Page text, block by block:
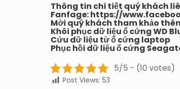
Thông tin chi tiết quý khách
Fanfage:https://
Mời quý khách tham khảo
Khôi phục dữ liệu ổ cứng WD
Cứu dữ liệu từ ổ cứng laptop
Phục hồi dữ liệu ổ cứng
5/5 - (10 votes)
Post Views: 53